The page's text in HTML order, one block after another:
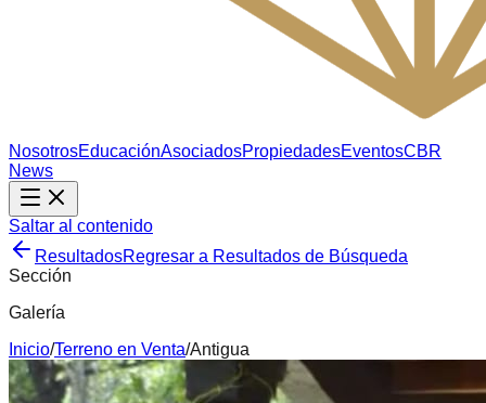
NosotrosEducaciónAsociadosPropiedadesEventosCBR
News
Saltar al contenido
ResultadosRegresar a Resultados de Búsqueda
Sección
Galería
Inicio/Terreno en Venta/Antigua